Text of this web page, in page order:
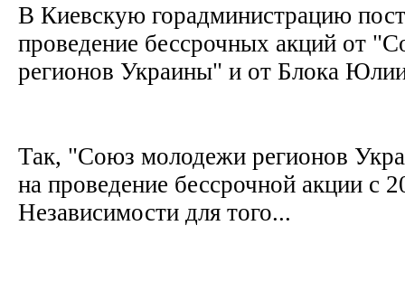
В Киевскую горадминистрацию
проведение бессрочных акций от
регионов Украины" и от Блока
Так, "Союз молодежи регионов
на проведение бессрочной акции с
Независимости для того...